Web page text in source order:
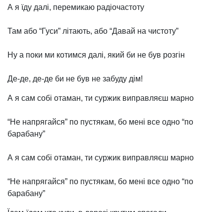
А я їду далі, перемикаю радіочастоту
Там або “Гуси” літають, або “Давай на чистоту”
Ну а поки ми котимся далі, який би не був розгін
Де-де, де-де би не був не забуду дім!
А я сам собі отаман, ти суржик виправляєш марно
“Не напрягайся” по пустякам, бо мені все одно “по
барабану”
А я сам собі отаман, ти суржик виправляєш марно
“Не напрягайся” по пустякам, бо мені все одно “по
барабану”